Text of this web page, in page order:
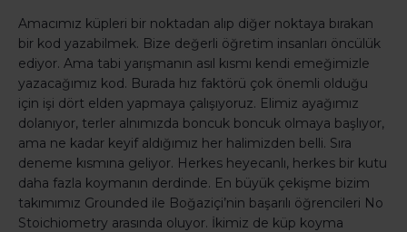
Amacımız küpleri bir noktadan alıp diğer noktaya bırakan
bir kod yazabilmek. Bize değerli öğretim insanları öncülük
ediyor. Ama tabi yarışmanın asıl kısmı kendi emeğimizle
yazacağımız kod. Burada hız faktörü çok önemli olduğu
için işi dört elden yapmaya çalışıyoruz. Elimiz ayağımız
dolanıyor, terler alnımızda boncuk boncuk olmaya başlıyor,
ama ne kadar keyif aldığımız her halimizden belli. Sıra
deneme kısmına geliyor. Herkes heyecanlı, herkes bir kutu
daha fazla koymanın derdinde. En büyük çekişme bizim
takımımız Grounded ile Boğaziçi’nin başarılı öğrencileri No
Stoichiometry arasında oluyor. İkimiz de küp koyma